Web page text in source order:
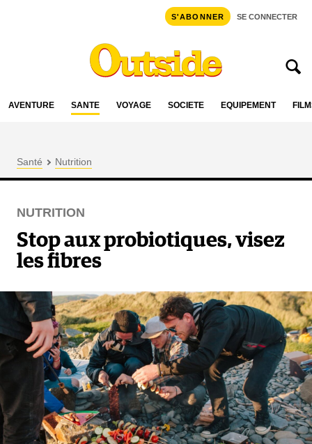
S'ABONNER SE CONNECTER
AVENTURE SANTÉ VOYAGE SOCIÉTÉ ÉQUIPEMENT
Santé Nutrition
NUTRITION
Stop aux probiotiques, visez
les fibres